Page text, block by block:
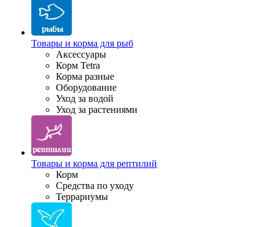
Товары и корма для рыб
Аксессуары
Корм Tetra
Корма разные
Оборудование
Уход за водой
Уход за растениями
Товары и корма для рептилий
Корм
Средства по уходу
Террариумы